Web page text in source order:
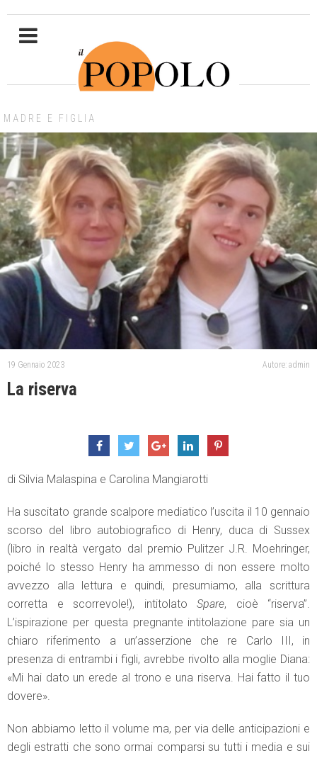
MADRE E FIGLIA
19 Gennaio 2023 Autore: admin
La riserva
di Silvia Malaspina e Carolina Mangiarotti
Ha suscitato grande scalpore mediatico l’uscita il 10 gennaio
scorso del libro autobiografico di Henry, duca di Sussex
(libro in realtà vergato dal premio Pulitzer J.R. Moehringer,
poiché lo stesso Henry ha ammesso di non essere molto
avvezzo alla lettura e quindi, presumiamo, alla scrittura
corretta e scorrevole!), intitolato Spare, cioè “riserva”.
L’ispirazione per questa pregnante intitolazione pare sia un
chiaro riferimento a un’asserzione che re Carlo III, in
presenza di entrambi i figli, avrebbe rivolto alla moglie Diana:
«Mi hai dato un erede al trono e una riserva. Hai fatto il tuo
dovere».
Non abbiamo letto il volume ma, per via delle anticipazioni e
degli estratti che sono ormai comparsi su tutti i media e sui